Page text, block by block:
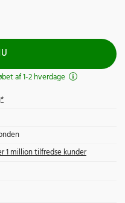
af 1-2 hverdage
1 million tilfredse kunder